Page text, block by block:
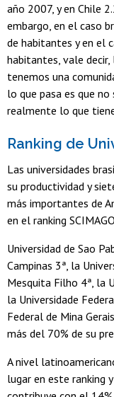
año 2007, y en Chile
embargo, en el caso
de habitantes y en el
habitantes, vale
tenemos una
lo que pasa es que
realmente lo que
Ranking de
Las universidades
su productividad y
más importantes de
en el ranking
Universidad de Sao
Campinas 3ª, la
Mesquita Filho 4ª, la
la Universidade
Federal de Mina
más del 70% de su
A nivel
lugar en este ranking